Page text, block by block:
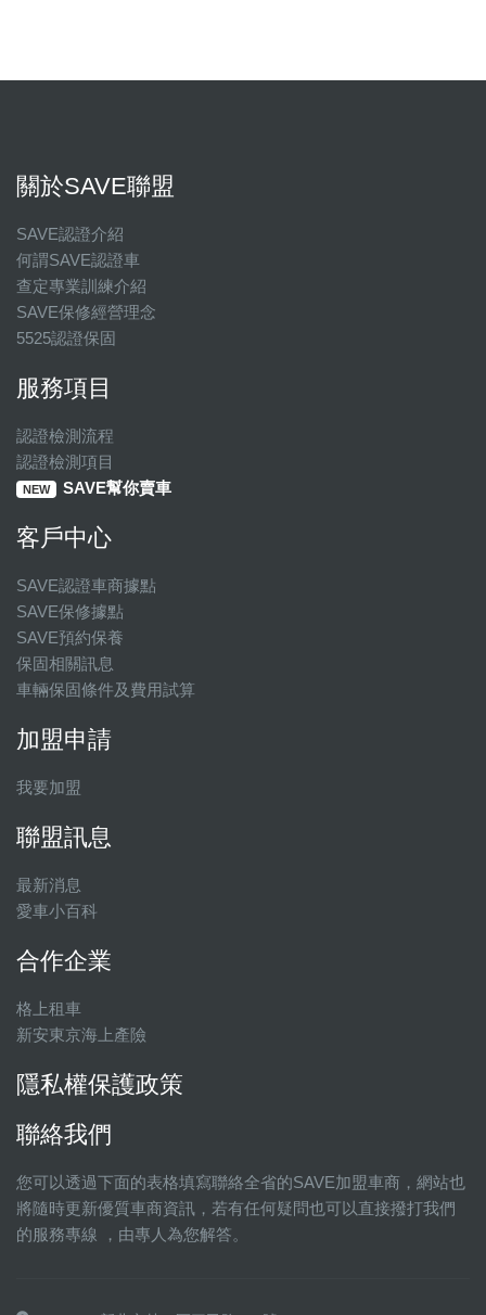
關於SAVE聯盟
SAVE認證介紹
何謂SAVE認證車
查定專業訓練介紹
SAVE保修經營理念
5525認證保固
服務項目
認證檢測流程
認證檢測項目
NEW SAVE幫你賣車
客戶中心
SAVE認證車商據點
SAVE保修據點
SAVE預約保養
保固相關訊息
車輛保固條件及費用試算
加盟申請
我要加盟
聯盟訊息
最新消息
愛車小百科
合作企業
格上租車
新安東京海上產險
隱私權保護政策
聯絡我們
您可以透過下面的表格填寫聯絡全省的SAVE加盟車商，網站也
將隨時更新優質車商資訊，若有任何疑問也可以直接撥打我們
的服務專線 ，由專人為您解答。